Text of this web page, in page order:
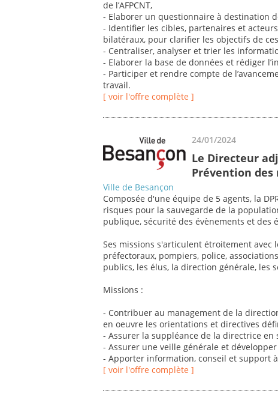
de l’AFPCNT,
- Elaborer un questionnaire à destination
- Identifier les cibles, partenaires et
bilatéraux, pour clarifier les objectifs de
- Centraliser, analyser et trier les
- Elaborer la base de données et rédiger
- Participer et rendre compte de
travail.
[ voir l'offre complète ]
24/01/2024
Le Directeur
Prévention
Ville de Besançon
Composée d'une équipe de 5 agents, la
risques pour la sauvegarde de la
publique, sécurité des évènements et des
Ses missions s'articulent étroitement avec
préfectoraux, pompiers, police,
publics, les élus, la direction générale, les
Missions :
- Contribuer au management de la
en oeuvre les orientations et directives
- Assurer la suppléance de la directrice en
- Assurer une veille générale et
- Apporter information, conseil et support
[ voir l'offre complète ]